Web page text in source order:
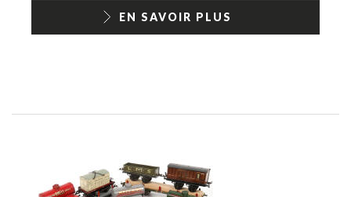
EN SAVOIR PLUS